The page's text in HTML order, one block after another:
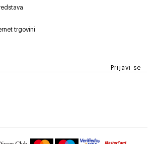
trgovini
Prijavi se